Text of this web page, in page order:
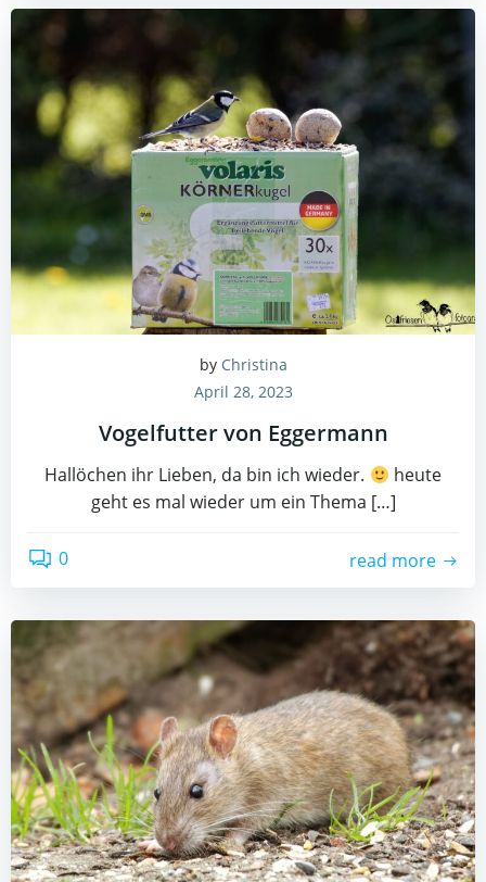
by Christina
April 28, 2023
Vogelfutter von Eggermann
Hallöchen ihr Lieben, da bin ich wieder.
heute
geht es mal wieder um ein Thema […]
0 read more